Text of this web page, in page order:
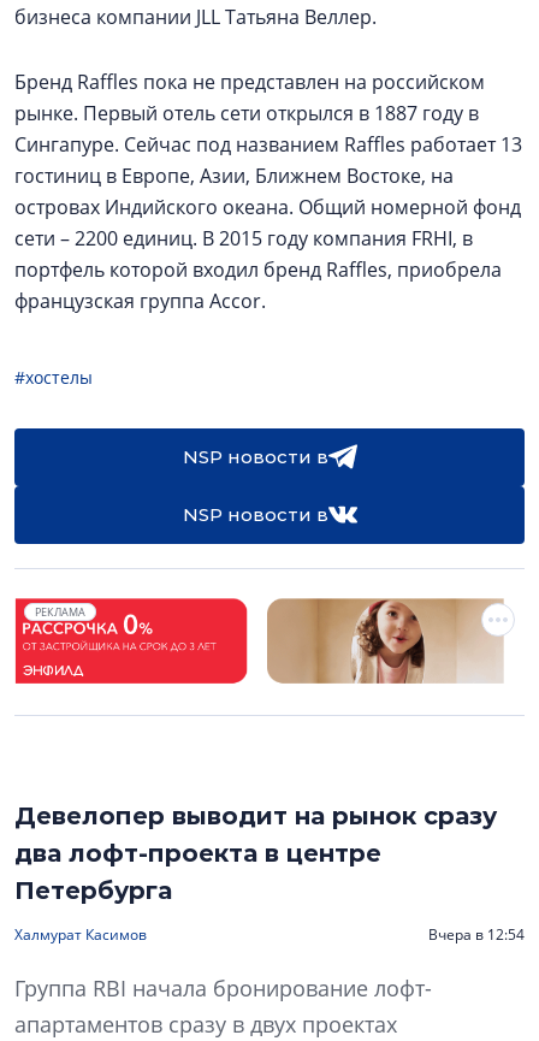
бизнеса компании JLL Татьяна Веллер.
Бренд Raffles пока не представлен на российском
рынке. Первый отель сети открылся в 1887 году в
Сингапуре. Сейчас под названием Raffles работает 13
гостиниц в Европе, Азии, Ближнем Востоке, на
островах Индийского океана. Общий номерной фонд
сети – 2200 единиц. В 2015 году компания FRHI, в
портфель которой входил бренд Raffles, приобрела
французская группа Accor.
#хостелы
NSP новости в
NSP новости в
РЕКЛАМА
Девелопер выводит на рынок сразу
два лофт-проекта в центре
Петербурга
Халмурат Касимов Вчера в 12:54
Группа RBI начала бронирование лофт-
апартаментов сразу в двух проектах